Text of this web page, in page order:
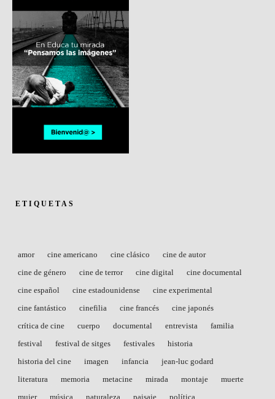
ETIQUETAS
amor cine americano cine clásico
cine de autor
cine de género
cine de terror cine digital
cine documental
cine español
cine estadounidense
cine experimental
cine fantástico
cinefilia cine francés
cine japonés
crítica de cine
cuerpo documental entrevista
familia
festival
festival de sitges festivales
historia
historia del cine
imagen infancia
jean-luc godard
literatura
memoria metacine mirada montaje
muerte
mujer
música naturaleza paisaje política